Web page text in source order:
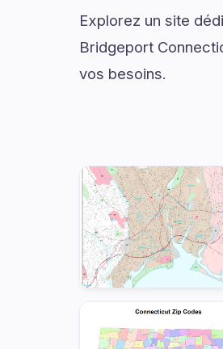
Explorez un site
Bridgeport
vos besoins.